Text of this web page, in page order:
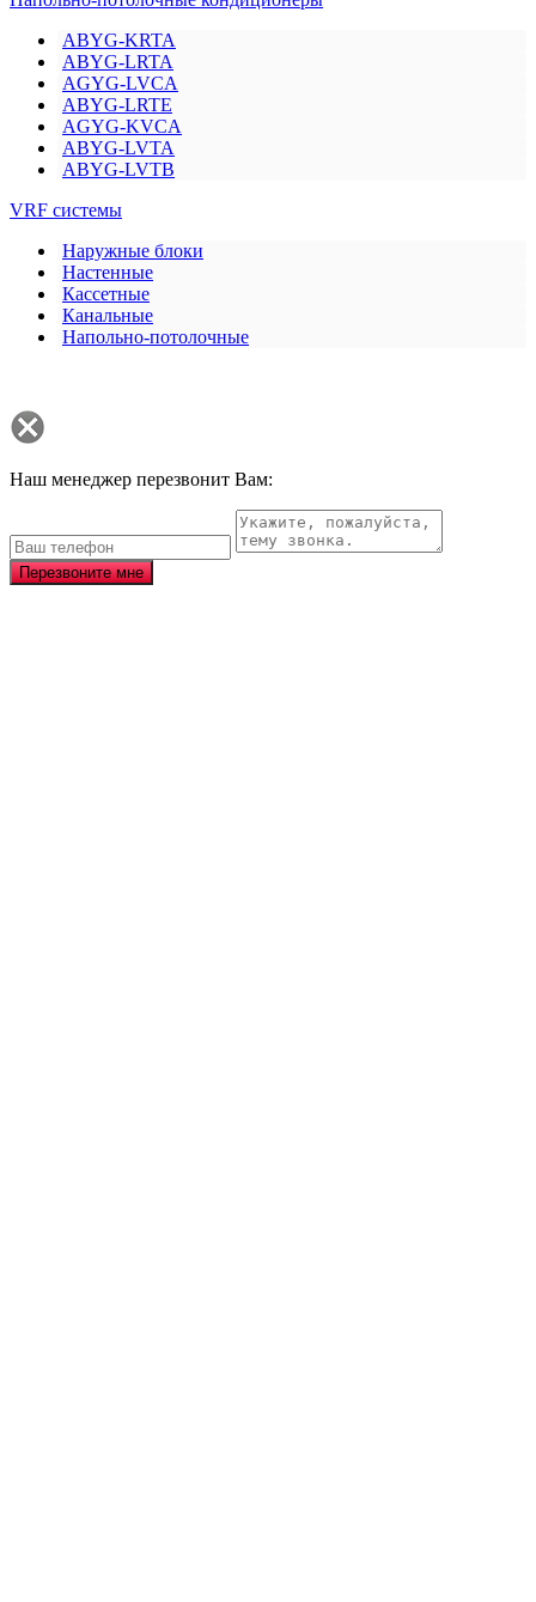
ABYG-KRTA
ABYG-LRTA
AGYG-LVCA
ABYG-LRTE
AGYG-KVCA
ABYG-LVTA
ABYG-LVTB
VRF системы
Наружные блоки
Настенные
Кассетные
Канальные
Напольно-потолочные
Наш менеджер перезвонит Вам:
Перезвоните мне